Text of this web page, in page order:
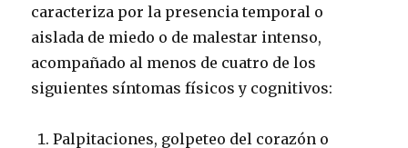
caracteriza por la presencia temporal o
aislada de miedo o de malestar intenso,
acompañado al menos de cuatro de los
siguientes síntomas físicos y cognitivos:
Palpitaciones, golpeteo del corazón o